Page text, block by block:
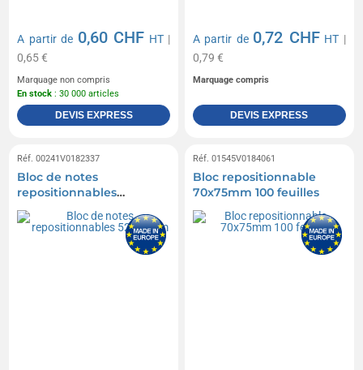
A partir de 0,60 CHF HT|
0,65 €
Marquage non compris
En stock : 30 000 articles
DEVIS EXPRESS
A partir de 0,72 CHF HT |
0,79 €
Marquage compris
DEVIS EXPRESS
Réf. 00241V0182337
Bloc de notes
repositionnables
52x75mm
Réf. 01545V0184061
Bloc repositionnable
70x75mm 100 feuilles